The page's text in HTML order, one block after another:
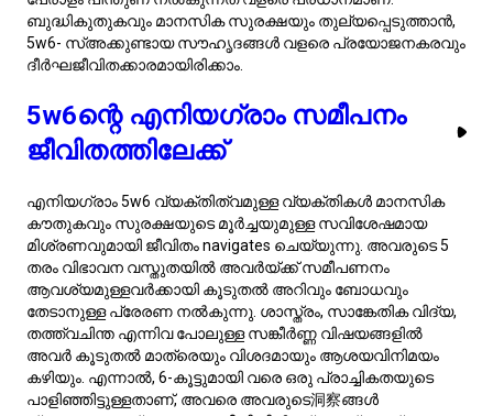
അവരുടെ സുരക്ഷയ്ക്ക് പ്രാധാന്യമുണ്ടെന്ന്
മനസ്സിലാക്കുന്നു. അവരും അനന്തരം ഉൾക്കൊള്ളാനും
പ്രഗമനത്തിനും കൂടുതൽ കൂന്നും ഉദ്ദേശനപ്പാടുകൾ
നിശ്ചയിക്കുന്നു, വിശകലന ശേഷികൾ താത്പര്യോചിതമായ
പ്രയോഗമാക്കുന്നതും അടിസ്ഥാന ത്തിലെിന്തിനും
ചേർക്കുന്നതും ഏറ്റവും മികച്ചതായി അറിയിക്കുന്നു.
ദുരൂഹതകൾക്ക് വേണ്ടി മറ്റ് കഴിവുകൾ സ്വീകാര്യമായി
ഉൾക്കൊള്ളുമ്പോൾ, അവർ അവരുടെ ആശയങ്ങൾ
സ്ഥിതിചെയ്യുന്നതും മാനസികമായി സംതൃപ്തതയും
ഉറപ്പാക്കാനുമാകാം. അവരാൽ ഉത്തരവാദിത്വമുള്ള
അധികാരികളായും നിരൂപകമായ കഴിവുകളും സംരക്ഷണ
മനോഭാവങ്ങളും ഒന്നിചേർത്ത്, അവർക്ക് കാര്യക്ഷമമായ
മുഴുവനായ ഉപയോഗങ്ങൾ ഉണ്ടാക്കാം.
5w6 ഹാംഗ്ഔട്ട് സ്പോട്ട്
타입 5w6s, വിശകലനാത്മകവും സൂക്ഷ്മവുമായ സ്വഭാവത്തിന്
പ്രശസ്ത മായവ, അവരുടെ ബുദ്ധിയെ ഉത്തേജിപ്പിക്കാനും
സുരക്ഷിതത്വത്തിന്റെ അനുഭവം നൽകാനും hangout കൾ